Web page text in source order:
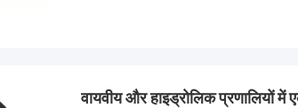
वायवीय और हाइड्रोलिक प्रणालियों